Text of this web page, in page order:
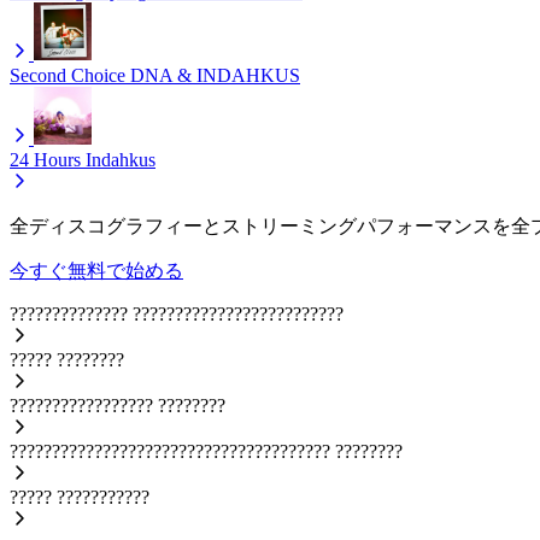
Second Choice DNA & INDAHKUS
24 Hours Indahkus
全ディスコグラフィーとストリーミングパフォーマンスを全
今すぐ無料で始める
?????????????? ?????????????????????????
????? ????????
????????????????? ????????
?????????????????????????????????????? ????????
????? ???????????